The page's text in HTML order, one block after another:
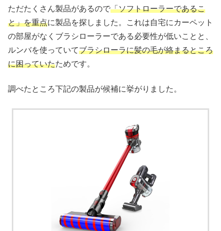
ただたくさん製品があるので「ソフトローラーであるこ
と」を重点に製品を探しました。これは自宅にカーペット
の部屋がなくブラシローラーである必要性が低いことと、
ルンバを使っていてブラシローラに髪の毛が絡まるところ
に困っていたためです。
調べたところ下記の製品が候補に挙がりました。